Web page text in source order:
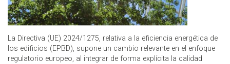
La Directiva (UE) 2024/1275, relativa a la eficiencia energética de
los edificios (EPBD), supone un cambio relevante en el enfoque
regulatorio europeo, al integrar de forma explícita la calidad